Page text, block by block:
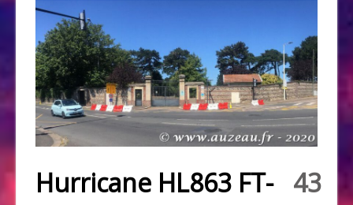
Hurricane HL863 FT-
43